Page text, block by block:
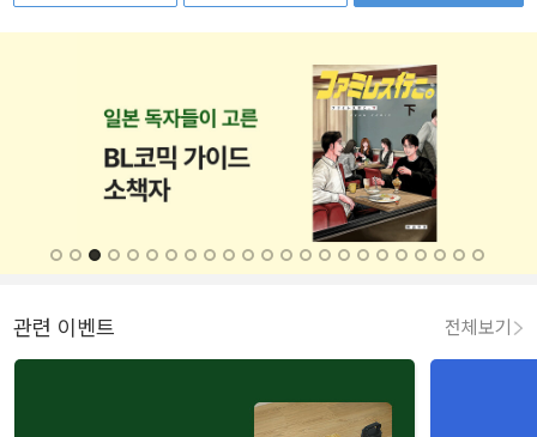
관련 이벤트 전체보기